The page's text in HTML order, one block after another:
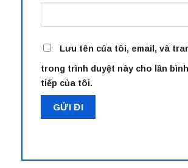
Lưu tên của tôi, email, và
trong trình duyệt này cho lần
tiếp của tôi.